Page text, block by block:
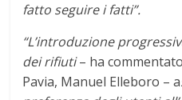
fatto seguire i fatti”.
“L’introduzione
dei rifiuti– ha
Pavia, Manuel Elleboro – a